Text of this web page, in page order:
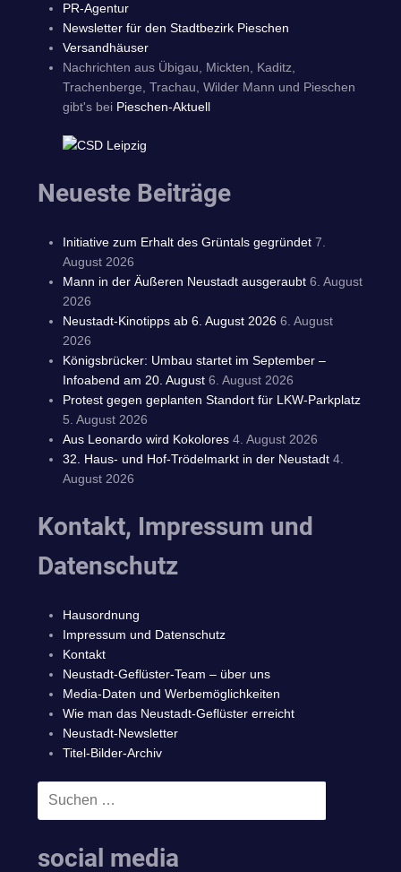
PR-Agentur
Newsletter für den Stadtbezirk Pieschen
Versandhäuser
Nachrichten aus Übigau, Mickten, Kaditz,
Trachenberge, Trachau, Wilder Mann und Pieschen
gibt's bei Pieschen-Aktuell
Neueste Beiträge
Initiative zum Erhalt des Grüntals gegründet 7.
August 2026
Mann in der Äußeren Neustadt ausgeraubt 6. August
2026
Neustadt-Kinotipps ab 6. August 2026 6. August
2026
Königsbrücker: Umbau startet im September –
Infoabend am 20. August 6. August 2026
Protest gegen geplanten Standort für LKW-Parkplatz
5. August 2026
Aus Leonardo wird Kokolores 4. August 2026
32. Haus- und Hof-Trödelmarkt in der Neustadt 4.
August 2026
Kontakt, Impressum und
Datenschutz
Hausordnung
Impressum und Datenschutz
Kontakt
Neustadt-Geflüster-Team – über uns
Media-Daten und Werbemöglichkeiten
Wie man das Neustadt-Geflüster erreicht
Neustadt-Newsletter
Titel-Bilder-Archiv
Suchen
social media